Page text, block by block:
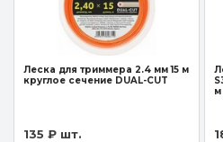
Леска для триммера 2.4 мм 15 м
круглое сечение DUAL-CUT
135 ₽ шт.
м